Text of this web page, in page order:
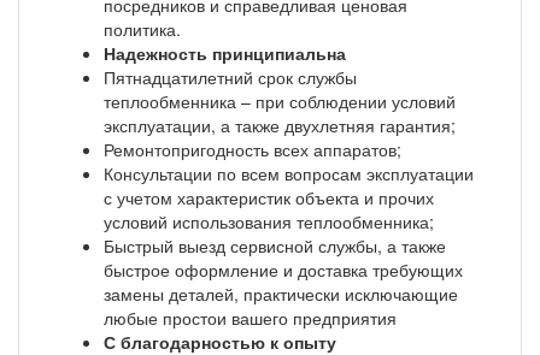
политика.
Надежность принципиальна
Пятнадцатилетний срок службы
теплообменника – при соблюдении условий
эксплуатации, а также двухлетняя гарантия;
Ремонтопригодность всех аппаратов;
Консультации по всем вопросам эксплуатации
с учетом характеристик объекта и прочих
условий использования теплообменника;
Быстрый выезд сервисной службы, а также
быстрое оформление и доставка требующих
замены деталей, практически исключающие
любые простои вашего предприятия
С благодарностью к опыту